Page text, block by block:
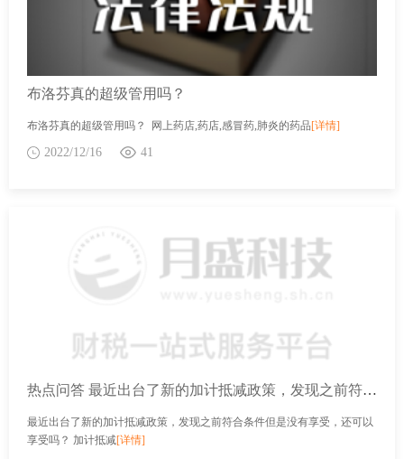
布洛芬真的超级管用吗？
布洛芬真的超级管用吗？ 网上药店,药店,感冒药,肺炎的药品[详情]
2022/12/16 41
热点问答 最近出台了新的加计抵减政策，发现之前符合条件但是没有享受，还可以享受吗？
最近出台了新的加计抵减政策，发现之前符合条件但是没有享受，还可以
享受吗？ 加计抵减[详情]